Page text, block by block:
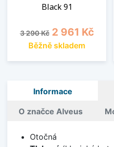
Black 91
Běžná cena
3 290 Kč Cena
2 961 Kč
Běžně skladem
Informace
O značce Alveus
Otočná